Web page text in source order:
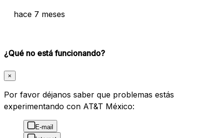
hace 7 meses
¿Qué no está funcionando?
×
Por favor déjanos saber que problemas estás
experimentando con AT&T México:
E-mail